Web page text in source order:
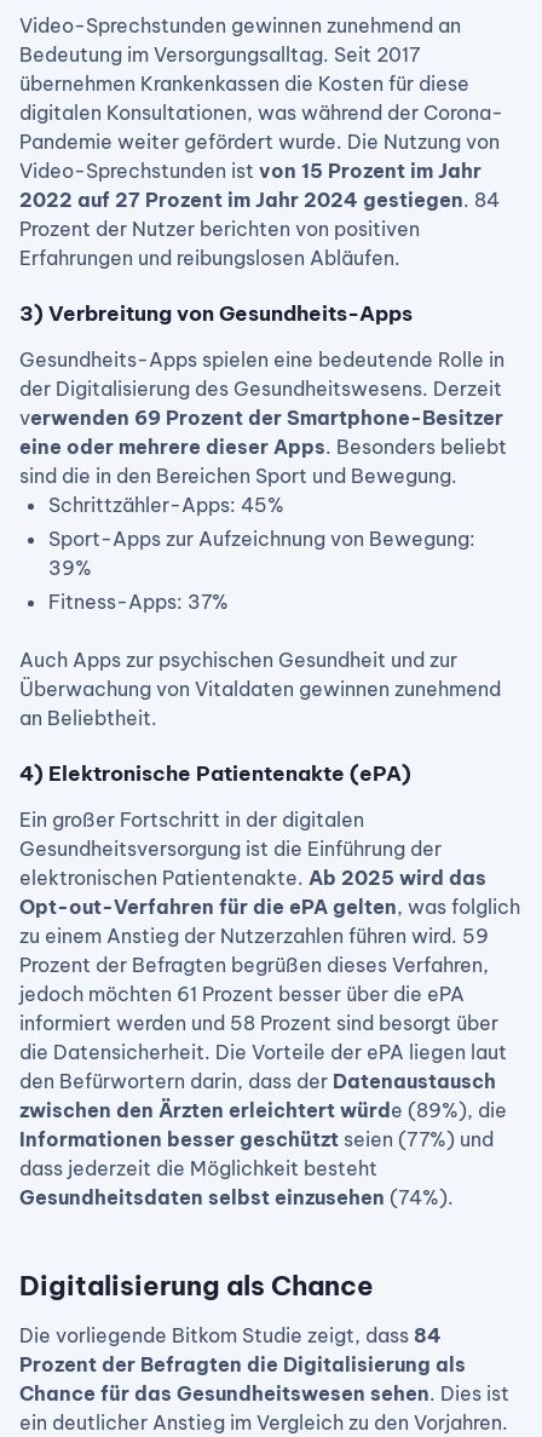
Video-Sprechstunden gewinnen zunehmend an
Bedeutung im Versorgungsalltag. Seit 2017
übernehmen Krankenkassen die Kosten für diese
digitalen Konsultationen, was während der Corona-
Pandemie weiter gefördert wurde. Die Nutzung von
Video-Sprechstunden ist von 15 Prozent im Jahr
2022 auf 27 Prozent im Jahr 2024 gestiegen. 84
Prozent der Nutzer berichten von positiven
Erfahrungen und reibungslosen Abläufen.
3) Verbreitung von Gesundheits-Apps
Gesundheits-Apps spielen eine bedeutende Rolle in
der Digitalisierung des Gesundheitswesens. Derzeit
verwenden 69 Prozent der Smartphone-Besitzer
eine oder mehrere dieser Apps. Besonders beliebt
sind die in den Bereichen Sport und Bewegung.
Schrittzähler-Apps: 45%
Sport-Apps zur Aufzeichnung von Bewegung:
39%
Fitness-Apps: 37%
Auch Apps zur psychischen Gesundheit und zur
Überwachung von Vitaldaten gewinnen zunehmend
an Beliebtheit.
4) Elektronische Patientenakte (ePA)
Ein großer Fortschritt in der digitalen
Gesundheitsversorgung ist die Einführung der
elektronischen Patientenakte. Ab 2025 wird das
Opt-out-Verfahren für die ePA gelten, was folglich
zu einem Anstieg der Nutzerzahlen führen wird. 59
Prozent der Befragten begrüßen dieses Verfahren,
jedoch möchten 61 Prozent besser über die ePA
informiert werden und 58 Prozent sind besorgt über
die Datensicherheit. Die Vorteile der ePA liegen laut
den Befürwortern darin, dass der Datenaustausch
zwischen den Ärzten erleichtert würde (89%), die
Informationen besser geschützt seien (77%) und
dass jederzeit die Möglichkeit besteht
Gesundheitsdaten selbst einzusehen (74%).
Digitalisierung als Chance
Die vorliegende Bitkom Studie zeigt, dass 84
Prozent der Befragten die Digitalisierung als
Chance für das Gesundheitswesen sehen. Dies ist
ein deutlicher Anstieg im Vergleich zu den Vorjahren.